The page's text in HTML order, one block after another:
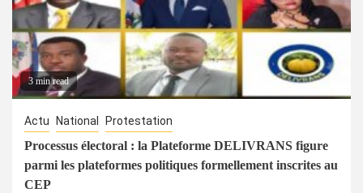
3 min read
Actu National Protestation
Processus électoral : la Plateforme DELIVRANS figure
parmi les plateformes politiques formellement inscrites au
CEP